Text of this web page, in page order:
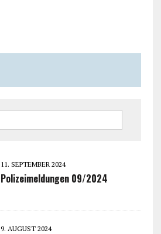
11. SEPTEMBER 2024
Polizeimeldungen 09/2024
9. AUGUST 2024